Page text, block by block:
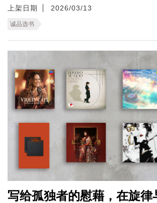
上架日期 2026/03/13
诚品选书
写给孤独者的慰藉，在旋律